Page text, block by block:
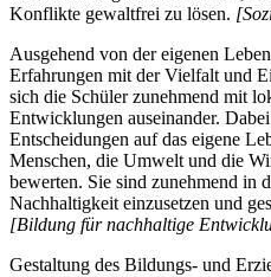
Konflikte gewaltfrei zu lösen.
Ausgehend von der eigenen
Erfahrungen mit der Vielfalt und
sich die Schüler zunehmend mit
Entwicklungen auseinander.
Entscheidungen auf das eigene
Menschen, die Umwelt und die
bewerten. Sie sind zunehmend in
Nachhaltigkeit einzusetzen und
[Bildung für nachhaltige
Gestaltung des Bildungs- und